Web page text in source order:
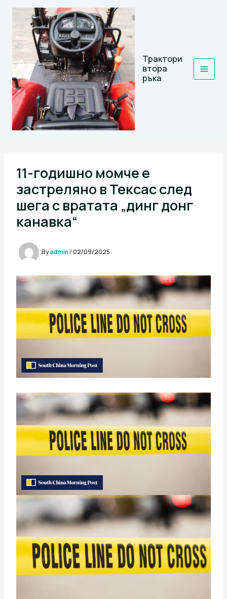
Skip
Трактори
втора
ръка
11-годишно момче е
застреляно в Тексас след
шега с вратата „динг донг
канавка“
Byadmin/02/09/2025